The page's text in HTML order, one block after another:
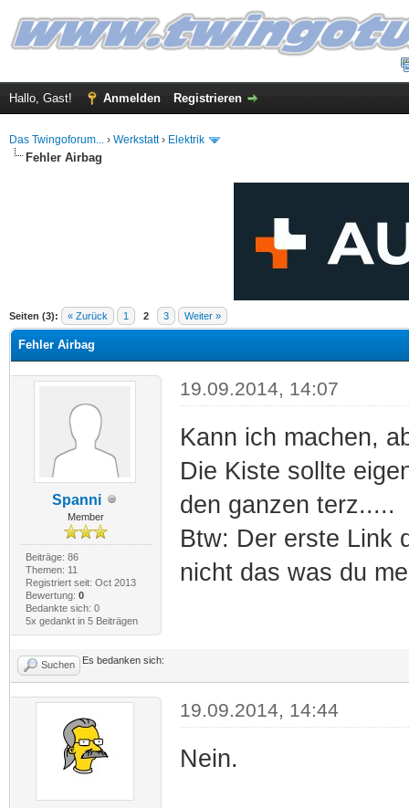
Hallo, Gast! Anmelden Registrieren
Das Twingoforum... › Werkstatt› Elektrik
Fehler Airbag
Seiten (3): « Zurück 1 2 3 Weiter »
Durchschnitt
Fehler Airbag
Spanni
Member
Beiträge: 86
Themen: 11
Registriert seit: Oct 2013
Bewertung: 0
Bedankte sich: 0
5x gedankt in 5 Beiträgen
19.09.2014, 14:07
Kann ich machen,
Die Kiste sollte
den ganzen terz.....
Btw: Der erste Link
nicht das was du
Suchen Es bedanken sich:
19.09.2014, 14:44
Nein.